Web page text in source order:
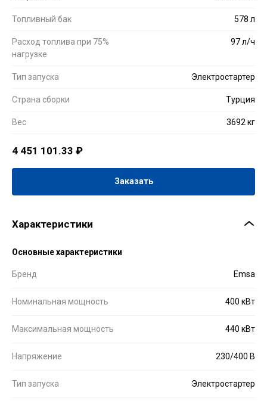
Топливный бак 578 л
Расход топлива при 75%
нагрузке
97 л/ч
Тип запуска Электростартер
Страна сборки Турция
Вес 3692 кг
4 451 101.33 ₽
Заказать
Характеристики
Основные характеристики
Бренд Emsa
Номинальная мощность 400 кВт
Максимальная мощность 440 кВт
Напряжение 230/400 В
Тип запуска Электростартер